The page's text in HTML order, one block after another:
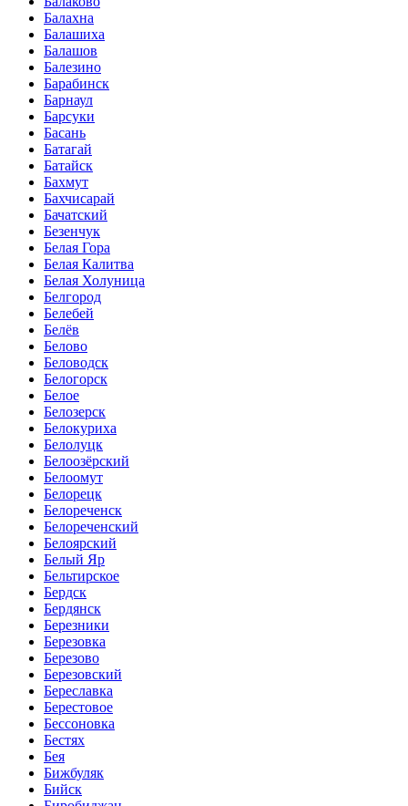
Балахна
Балашиха
Балашов
Балезино
Барабинск
Барнаул
Барсуки
Басань
Батагай
Батайск
Бахмут
Бахчисарай
Бачатский
Безенчук
Белая Гора
Белая Калитва
Белая Холуница
Белгород
Белебей
Белёв
Белово
Беловодск
Белогорск
Белое
Белозерск
Белокуриха
Белолуцк
Белоозёрский
Белоомут
Белорецк
Белореченск
Белореченский
Белоярский
Белый Яр
Бельтирское
Бердск
Бердянск
Березники
Березовка
Березово
Березовский
Береславка
Берестовое
Бессоновка
Бестях
Бея
Бижбуляк
Бийск